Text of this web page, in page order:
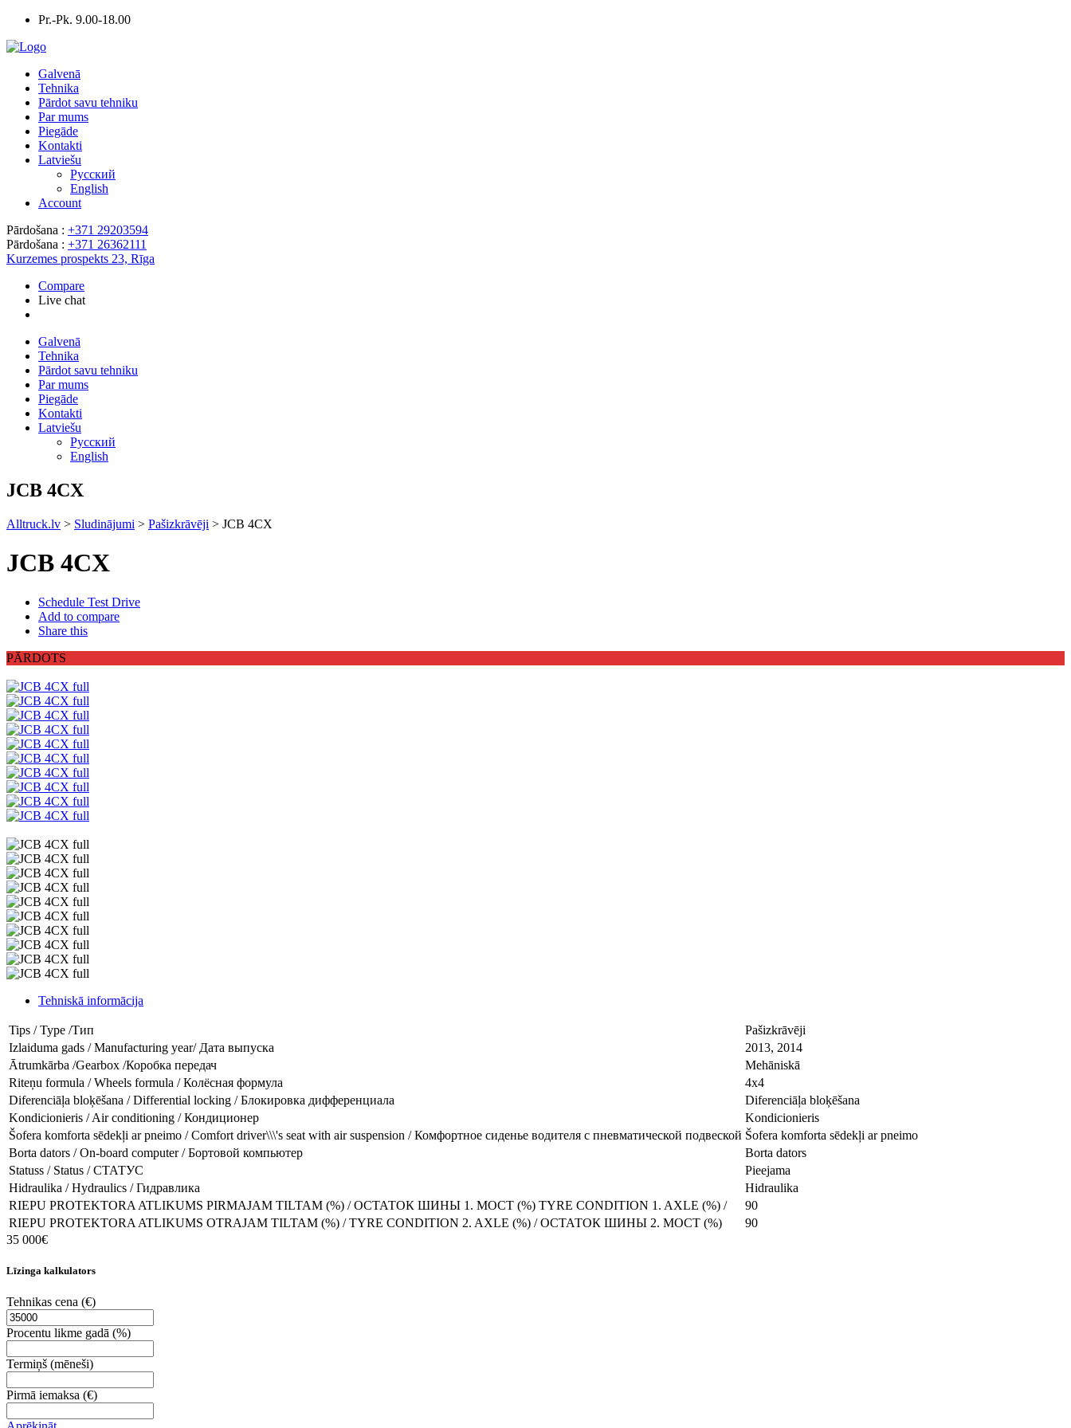
Pr.-Pk. 9.00-18.00
Galvenā
Tehnika
Pārdot savu tehniku
Par mums
Piegāde
Kontakti
Latviešu
Русский
English
Account
Pārdošana : +371 29203594
Pārdošana : +371 26362111
Kurzemes prospekts 23, Rīga
Compare
Live chat
Galvenā
Tehnika
Pārdot savu tehniku
Par mums
Piegāde
Kontakti
Latviešu
Русский
English
JCB 4CX
Alltruck.lv > Sludinājumi > Pašizkrāvēji > JCB 4CX
JCB 4CX
Schedule Test Drive
Add to compare
Share this
PĀRDOTS
Tehniskā informācija
Tips / Type /Тип
Pašizkrāvēji
Izlaiduma gads / Manufacturing year/ Дата выпуска
2013, 2014
Ātrumkārba /Gearbox /Коробка передач
Mehāniskā
Riteņu formula / Wheels formula / Колёсная формула
4x4
Diferenciāļa bloķēšana / Differential locking / Блокировка дифференциала
Diferenciāļa bloķēšana
Kondicionieris / Air conditioning / Кондиционер
Kondicionieris
Šofera komforta sēdekļi ar pneimo / Comfort driver\\\'s seat with air suspension / Комфортное сиденье водителя с пневматической подвеской Šofera komforta sēdekļi ar pneimo
Borta dators / On-board computer / Бортовой компьютер
Borta dators
Statuss / Status / СТАТУС
Pieejama
Hidraulika / Hydraulics / Гидравлика
Hidraulika
RIEPU PROTEKTORA ATLIKUMS PIRMAJAM TILTAM (%) / ОСТАТОК ШИНЫ 1. МОСТ (%) TYRE CONDITION 1. AXLE (%) /
90
RIEPU PROTEKTORA ATLIKUMS OTRAJAM TILTAM (%) / TYRE CONDITION 2. AXLE (%) / ОСТАТОК ШИНЫ 2. МОСТ (%)
90
35 000€
Līzinga kalkulators
Tehnikas cena (€)
Procentu likme gadā (%)
Termiņš (mēneši)
Pirmā iemaksa (€)